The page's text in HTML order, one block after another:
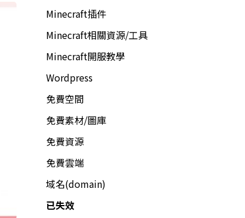
Minecraft插件
Minecraft相關資源/工具
Minecraft開服教學
Wordpress
免費空間
免費素材/圖庫
免費資源
免費雲端
域名(domain)
已失效